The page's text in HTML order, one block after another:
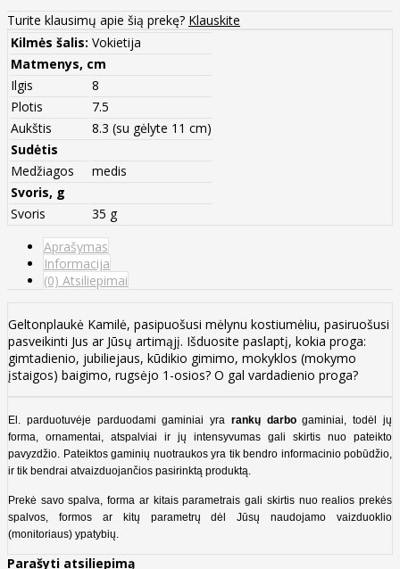
Turite klausimų apie šią prekę? Klauskite
Kilmės šalis: Vokietija
Matmenys, cm
Ilgis
8
Plotis
7.5
Aukštis
8.3 (su gėlyte 11 cm)
Sudėtis
Medžiagos
medis
Svoris, g
Svoris
35 g
Aprašymas
Informacija
(0) Atsiliepimai
Geltonplaukė Kamilė, pasipuošusi mėlynu kostiumėliu, pasiruošusi
pasveikinti Jus ar Jūsų artimąjį. Išduosite paslaptį, kokia proga:
gimtadienio, jubiliejaus, kūdikio gimimo, mokyklos (mokymo
įstaigos) baigimo, rugsėjo 1-osios? O gal vardadienio proga?
El. parduotuvėje parduodami gaminiai yra rankų darbogaminiai, todėl jų
forma, ornamentai, atspalviai ir jų intensyvumas gali skirtis nuo pateikto
pavyzdžio. Pateiktos gaminių nuotraukos yra tik bendro informacinio pobūdžio,
ir tik bendrai atvaizduojančios pasirinktą produktą.
Prekė savo spalva, forma ar kitais parametrais gali skirtis nuo realios prekės
spalvos, formos ar kitų parametrų dėl Jūsų naudojamo vaizduoklio
(monitoriaus) ypatybių.
Parašyti atsiliepimą